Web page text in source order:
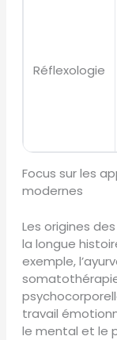
Réflexologie
Focus sur les
modernes
Les origines
la longue
exemple,
travail
le mental et le